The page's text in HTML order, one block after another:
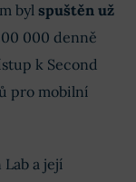
byl spuštěn už
000 denně
k Second
pro mobilní
a její